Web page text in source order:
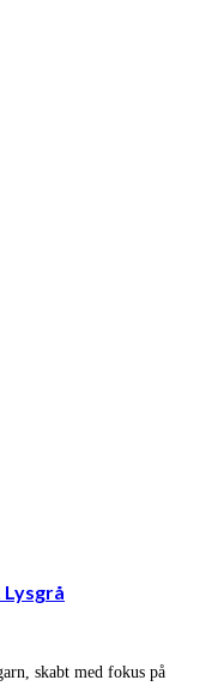
Lysgrå
skabt med fokus på